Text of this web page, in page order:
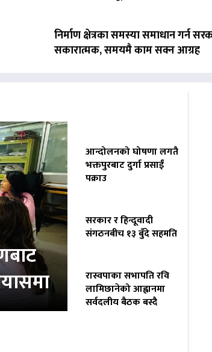
निर्माण क्षेत्रका समस्या समाधान गर्न
सकारात्मक, समयमै काम सक्न आग्रह
आन्दोलनको घोषणा लगतै
भक्तपुरबाट दुर्गा प्रसाईं
पक्राउ
सरकार र हिन्दूवादी
संगठनबीच १३ बुँदे सहमति
रास्वपाका सभापति रवि
लामिछानेको आह्वानमा
सर्वदलीय बैठक बस्दै